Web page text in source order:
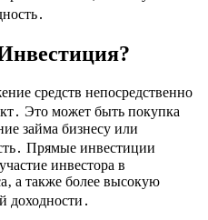
средств непосредственно
Это может быть покупка
займа бизнесу или
Прямые инвестиции
инвестора в
а также более высокую
доходности․